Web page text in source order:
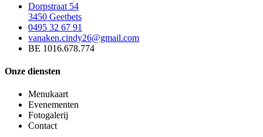
Dorpstraat 54
3450 Geetbets
0495 32 67 91
vanaken.cindy26@gmail.com
BE 1016.678.774
Onze diensten
Menukaart
Evenementen
Fotogalerij
Contact